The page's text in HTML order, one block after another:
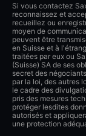
Si vous contactez
reconnaissez et
recueillez ou
moyen de
peuvent être
en Suisse et à
traitées par eux ou
(Suisse) SA de ses
secret des
par la loi, des autres
le cadre des
pris des mesures
protéger lesdites
autorisés et
une protection